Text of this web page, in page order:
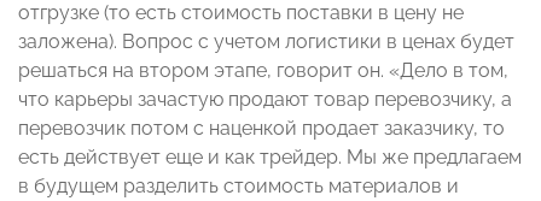
отгрузке (то есть стоимость поставки в цену не
заложена). Вопрос с учетом логистики в ценах будет
решаться на втором этапе, говорит он. «Дело в том,
что карьеры зачастую продают товар перевозчику, а
перевозчик потом с наценкой продает заказчику, то
есть действует еще и как трейдер. Мы же предлагаем
в будущем разделить стоимость материалов и